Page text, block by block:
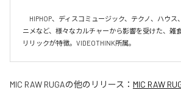
HIPHOP、ディスコミュージック、テクノ、ハウス
ニメなど、様々なカルチャーから影響を受けた、雑
リリックが特徴。VIDEOTHINK所属。
MIC RAW RUGAの他のリリース： MIC RAW